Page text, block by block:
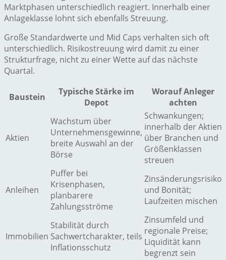
Marktphasen unterschiedlich reagiert. Innerhalb einer
Anlageklasse lohnt sich ebenfalls Streuung.
Große Standardwerte und Mid Caps verhalten sich oft
unterschiedlich. Risikostreuung wird damit zu einer
Strukturfrage, nicht zu einer Wette auf das nächste
Quartal.
Baustein
Typische Stärke im
Depot
Worauf Anleger
achten
Aktien
Wachstum über
Unternehmensgewinne,
breite Auswahl an der
Börse
Schwankungen;
innerhalb der Aktien
über Branchen und
Größenklassen
streuen
Anleihen
Puffer bei
Krisenphasen,
planbarere
Zahlungsströme
Zinsänderungsrisiko
und Bonität;
Laufzeiten mischen
Immobilien
Stabilität durch
Sachwertcharakter, teils
Inflationsschutz
Zinsumfeld und
regionale Preise;
Liquidität kann
begrenzt sein